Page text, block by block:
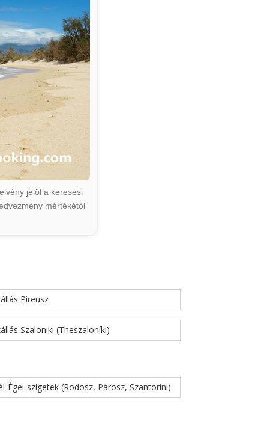
jelöl a keresési
mértékétől
Pireusz
Szaloniki (Theszaloníki)
Égei-szigetek (Rodosz, Párosz, Szantoríni)